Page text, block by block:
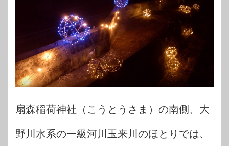
扇森稲荷神社（こうとうさま）の南側、大
野川水系の一級河川玉来川のほとりでは、